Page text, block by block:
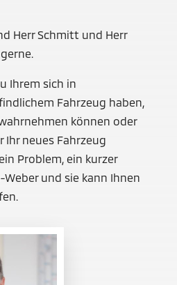
Herr Schmitt und Herr
Ihrem sich in
Fahrzeug haben,
können oder
neues Fahrzeug
Problem, ein kurzer
und sie kann Ihnen